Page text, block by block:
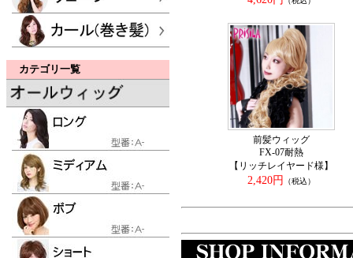
カテゴリ一覧
前髪ウィッグ
FX-07耐熱
【リッチレイヤード様】
2,420円
（税込）